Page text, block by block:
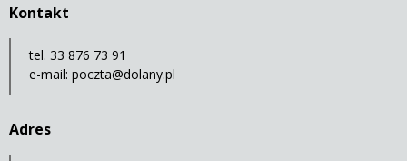
Kontakt
tel. 33 876 73 91
e-mail: poczta@dolany.pl
Adres